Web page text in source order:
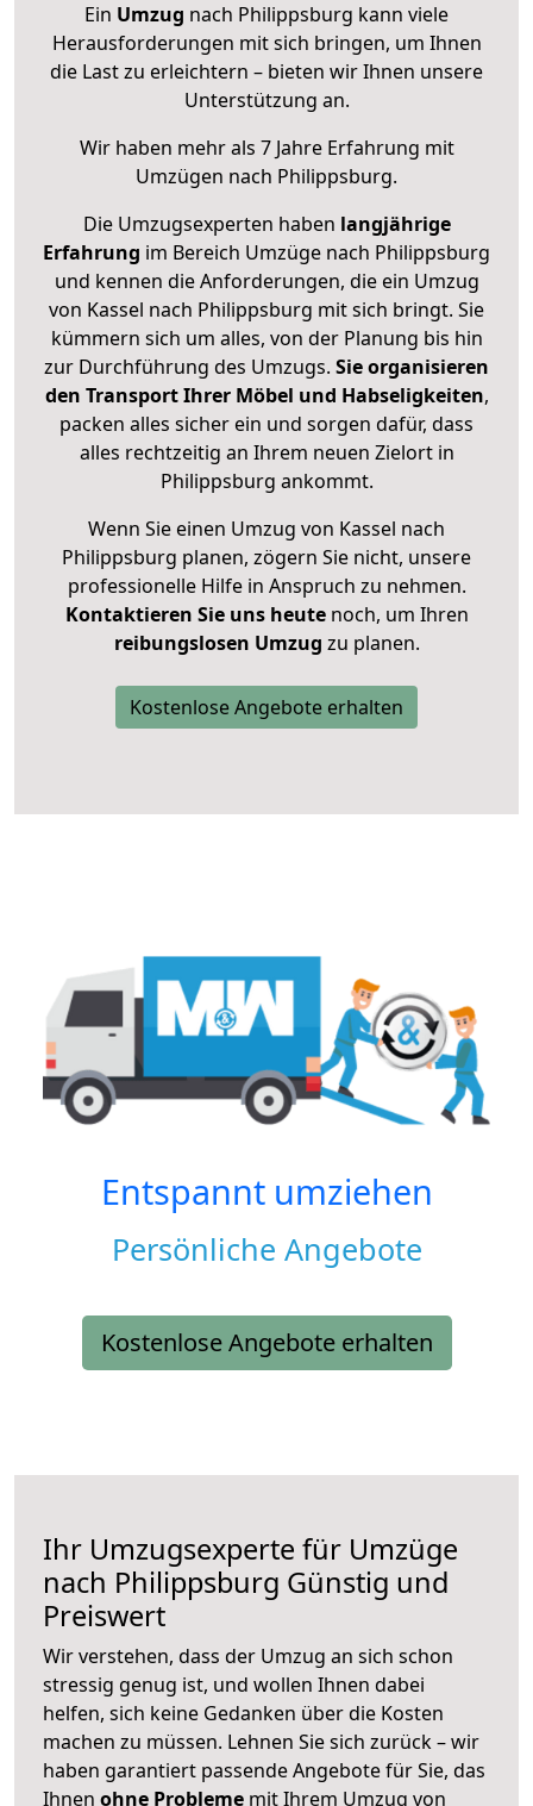
Ein Umzug nach Philippsburg kann viele
Herausforderungen mit sich bringen, um Ihnen
die Last zu erleichtern – bieten wir Ihnen unsere
Unterstützung an.
Wir haben mehr als 7 Jahre Erfahrung mit
Umzügen nach Philippsburg.
Die Umzugsexperten haben langjährige
Erfahrung im Bereich Umzüge nach Philippsburg
und kennen die Anforderungen, die ein Umzug
von Kassel nach Philippsburg mit sich bringt. Sie
kümmern sich um alles, von der Planung bis hin
zur Durchführung des Umzugs. Sie organisieren
den Transport Ihrer Möbel und Habseligkeiten,
packen alles sicher ein und sorgen dafür, dass
alles rechtzeitig an Ihrem neuen Zielort in
Philippsburg ankommt.
Wenn Sie einen Umzug von Kassel nach
Philippsburg planen, zögern Sie nicht, unsere
professionelle Hilfe in Anspruch zu nehmen.
Kontaktieren Sie uns heutenoch, um Ihren
reibungslosen Umzug zu planen.
Kostenlose Angebote erhalten
Entspannt umziehen
Persönliche Angebote
Kostenlose Angebote erhalten
Ihr Umzugsexperte für Umzüge
nach Philippsburg Günstig und
Preiswert
Wir verstehen, dass der Umzug an sich schon
stressig genug ist, und wollen Ihnen dabei
helfen, sich keine Gedanken über die Kosten
machen zu müssen. Lehnen Sie sich zurück – wir
haben garantiert passende Angebote für Sie, das
Ihnen ohne Probleme mit Ihrem Umzug von